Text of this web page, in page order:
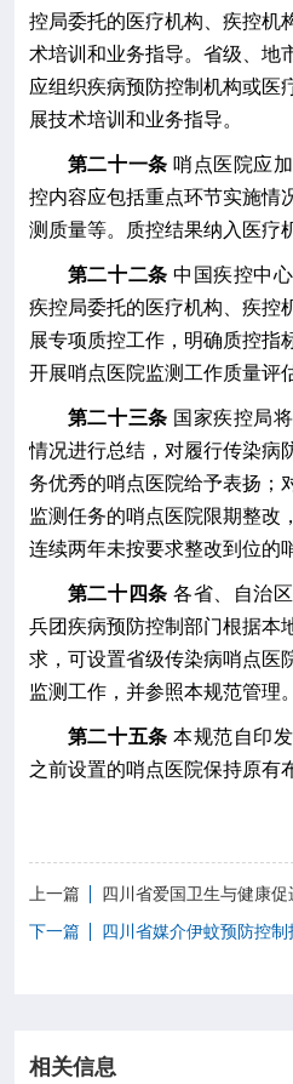
控局委托的医疗机构 、疾控机
术培训和业务指导。省级 、地
应组织疾病预防控制机构或医
展技术培训和业务指导。
第二十一条 哨点医院应
控内容应包括重点环节实施情
测质量等。质控结果纳入医疗
第二十二条 中国疾控中
疾控局委托的医疗机构 、疾控
展专项质控工作，明确质控指
开展哨点医院监测工作质量评
第二十三条 国家疾控局
情况进行总结，对履行传染病
务优秀的哨点医院给予表扬；
监测任务的哨点医院限期整改
连续两年未按要求整改到位的
第二十四条 各省、自治
兵团疾病预防控制部门根据本
求，可设置省级传染病哨点医
监测工作，并参照本规范管理。
第二十五条 本规范自印
之前设置的哨点医院保持原有
上一篇
四川省爱国卫生与健康促
下一篇
四川省媒介伊蚊预防控制
相关信息